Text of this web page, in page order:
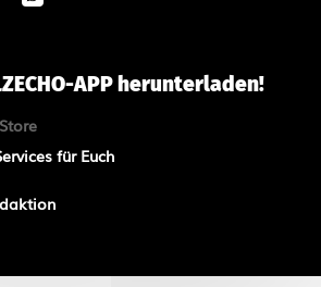
APP herunterladen!
für Euch